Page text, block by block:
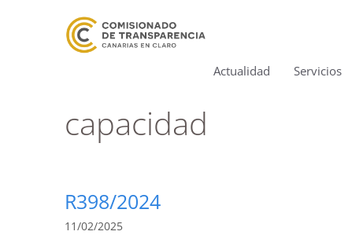
Actualidad Servicios
capacidad
R398/2024
11/02/2025